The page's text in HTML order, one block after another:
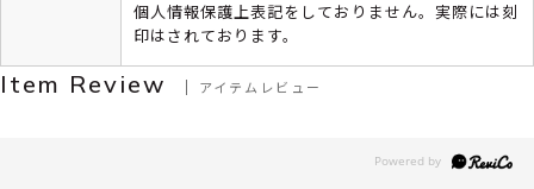
個人情報保護上表記をしておりません。実際には刻
印はされております。
Item Review アイテムレビュー